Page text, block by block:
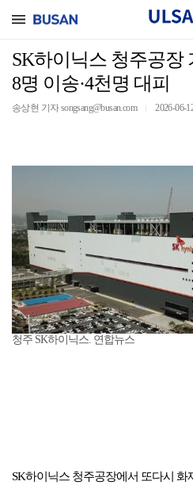
SK하이닉스 청주공
8명 이송·4천명 대피
송상현 기자 songsang@busan.com 2026-06-
청주 SK하이닉스. 연합뉴스
SK하이닉스 청주공장에서 또다시